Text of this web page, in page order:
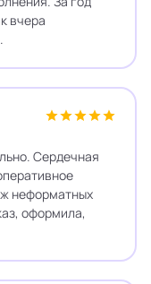
вчера
Сердечная
неформатных
оформила,